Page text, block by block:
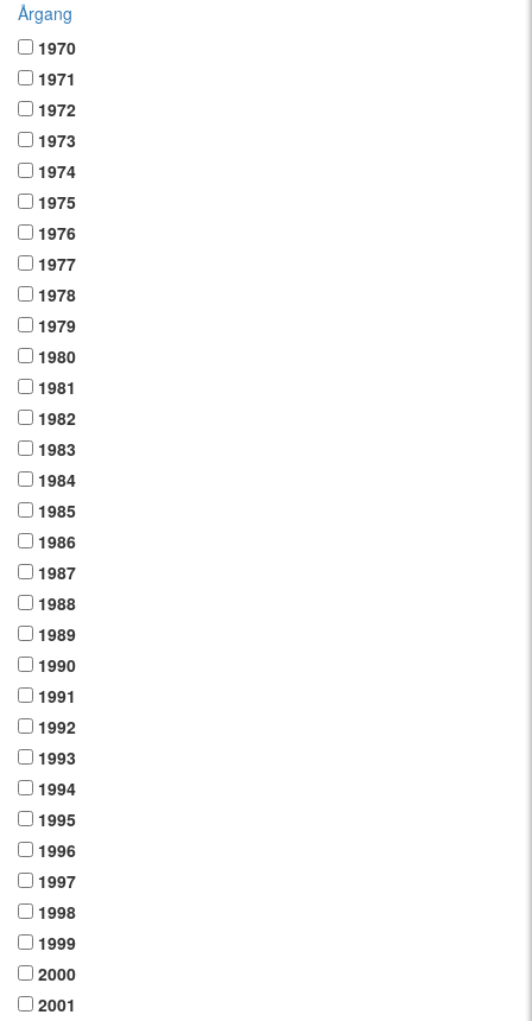
Årgang
1970
1971
1972
1973
1974
1975
1976
1977
1978
1979
1980
1981
1982
1983
1984
1985
1986
1987
1988
1989
1990
1991
1992
1993
1994
1995
1996
1997
1998
1999
2000
2001